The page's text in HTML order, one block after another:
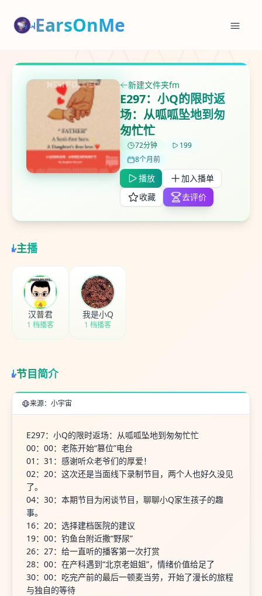
EarsOnMe
新建文件夹fm
E297：小Q的限时返
场：从呱呱坠地到匆
匆忙忙
72分钟
199
8个月前
播放
加入播单
收藏
去评价
主播
汉普君
1 档播客
我是小Q
1 档播客
节目简介
来源：小宇宙
E297：小Q的限时返场：从呱呱坠地到匆匆忙忙
00：00：老陈开始“篡位”电台
01：31：感谢听众老爷们的厚爱！
02：20：这次还是当面线下录制节目，两个人也好久没见
了。
04：30：本期节目为闲谈节目，聊聊小Q家生孩子的趣
事。
16：20：选择建档医院的建议
19：00：钓鱼台附近撒“野尿”
26：27：给一直听的播客第一次打赏
28：00：在产科遇到“北京老姐姐”，情绪价值给足了
30：00：吃完产前的最后一顿麦当劳，开始了漫长的旅程
与独自的等待
✕
打分
鼠标下留人
最长200字
✕
删除确认
取消 确认删除
✕
加入播单